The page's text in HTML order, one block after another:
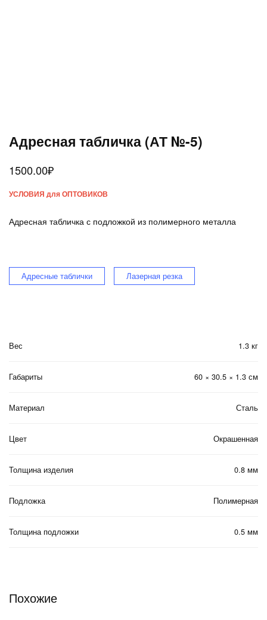
Адресная табличка (АТ №-5)
1500.00₽
УСЛОВИЯ для ОПТОВИКОВ
Адресная табличка с подложкой из полимерного металла
Адресные таблички Лазерная резка
Вес 1.3 кг
Габариты 60 × 30.5 × 1.3 см
Материал Сталь
Цвет Окрашенная
Толщина изделия 0.8 мм
Подложка Полимерная
Толщина подложки 0.5 мм
Похожие